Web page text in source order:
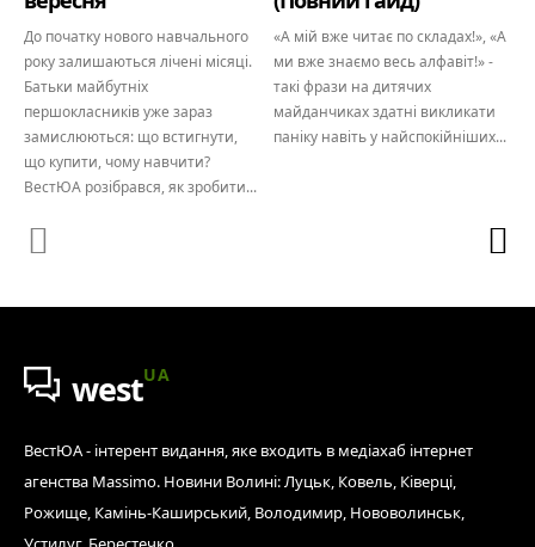
До початку нового навчального
року залишаються лічені місяці.
Батьки майбутніх
першокласників уже зараз
замислюються: що встигнути,
що купити, чому навчити?
ВестЮА розібрався, як зробити...
«А мій вже читає по складах!», «А
ми вже знаємо весь алфавіт!» -
такі фрази на дитячих
майданчиках здатні викликати
паніку навіть у найспокійніших...
westUA
ВестЮА - інтерент видання, яке входить в медіахаб інтернет
агенства Massimo. Новини Волині: Луцьк, Ковель, Ківерці,
Рожище, Камінь-Каширський, Володимир, Нововолинськ,